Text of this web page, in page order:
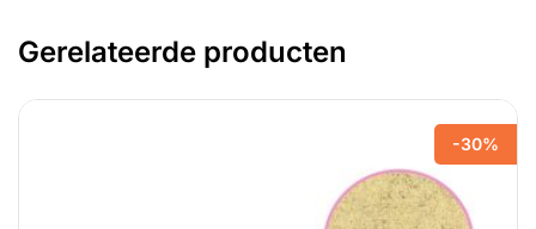
Gerelateerde producten
-30%